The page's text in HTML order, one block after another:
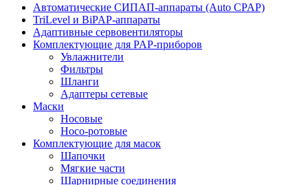
Автоматические СИПАП-аппараты (Auto CPAP)
TriLevel и BiPAP-аппараты
Адаптивные сервовентиляторы
Комплектующие для PAP-приборов
Увлажнители
Фильтры
Шланги
Адаптеры сетевые
Маски
Носовые
Носо-ротовые
Комплектующие для масок
Шапочки
Мягкие части
Шарнирные соединения